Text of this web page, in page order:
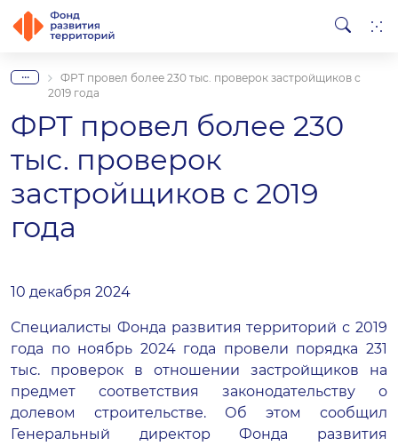
...
ФРТ провел более 230 тыс. проверок застройщиков с
2019 года
ФРТ провел более 230
тыс. проверок
застройщиков с 2019
года
10 декабря 2024
Специалисты Фонда развития территорий с 2019
года по ноябрь 2024 года провели порядка 231
тыс. проверок в отношении застройщиков на
предмет соответствия законодательству о
долевом строительстве. Об этом сообщил
Генеральный директор Фонда развития